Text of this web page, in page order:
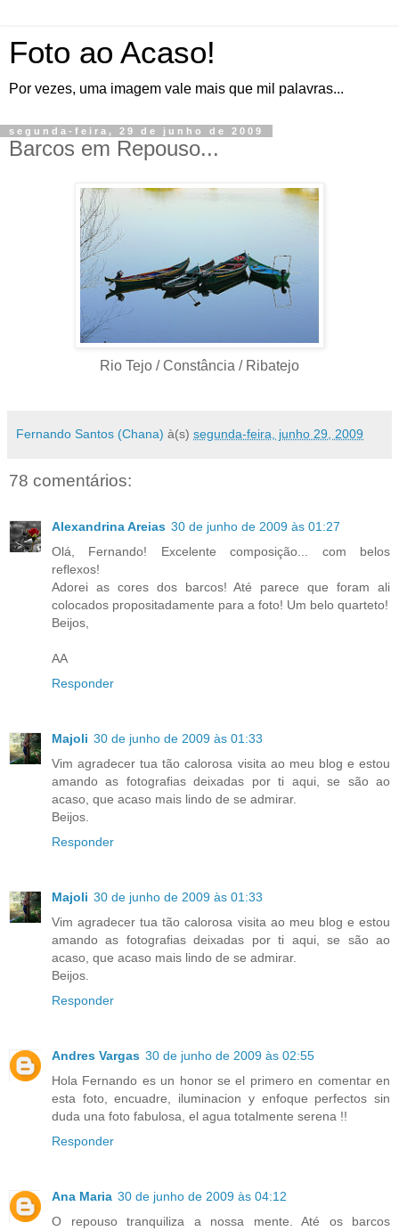
Foto ao Acaso!
Por vezes, uma imagem vale mais que mil palavras...
segunda-feira, 29 de junho de 2009
Barcos em Repouso...
Rio Tejo / Constância / Ribatejo
Fernando Santos (Chana) à(s) segunda-feira, junho 29, 2009
78 comentários:
Alexandrina Areias 30 de junho de 2009 às 01:27
Olá, Fernando! Excelente composição... com belos
reflexos!
Adorei as cores dos barcos! Até parece que foram ali
colocados propositadamente para a foto! Um belo quarteto!
Beijos,
AA
Responder
Majoli 30 de junho de 2009 às 01:33
Vim agradecer tua tão calorosa visita ao meu blog e estou
amando as fotografias deixadas por ti aqui, se são ao
acaso, que acaso mais lindo de se admirar.
Beijos.
Responder
Majoli 30 de junho de 2009 às 01:33
Vim agradecer tua tão calorosa visita ao meu blog e estou
amando as fotografias deixadas por ti aqui, se são ao
acaso, que acaso mais lindo de se admirar.
Beijos.
Responder
Andres Vargas 30 de junho de 2009 às 02:55
Hola Fernando es un honor se el primero en comentar en
esta foto, encuadre, iluminacion y enfoque perfectos sin
duda una foto fabulosa, el agua totalmente serena !!
Responder
Ana Maria 30 de junho de 2009 às 04:12
O repouso tranquiliza a nossa mente. Até os barcos